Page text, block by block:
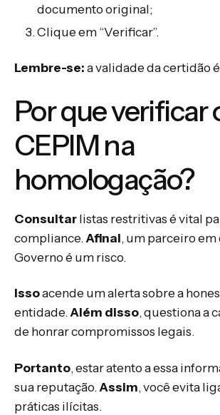
documento original;
Clique em “Verificar”.
Lembre-se:a validade da certidão
Por que verificar
CEPIM na
homologação?
Consultarlistas restritivas é vital
compliance. Afinal, um parceiro
Governo é um risco.
Issoacende um alerta sobre a
entidade.Além disso, questiona a
de honrar compromissos legais.
Portanto, estar atento a essa
sua reputação. Assim, você evita
práticas ilícitas.